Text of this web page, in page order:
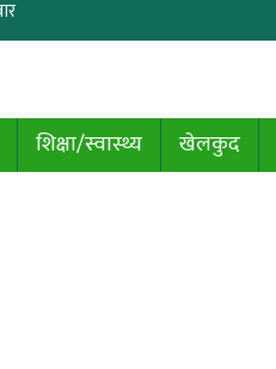
शिक्षा/स्वास्थ्य खेलकुद